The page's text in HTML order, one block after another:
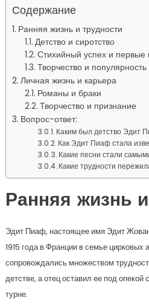
Содержание
Ранняя жизнь и трудности
Детство и сиротство
Стихийный успех и первые
Творчество и популярность
Личная жизнь и карьера
Романы и браки
Творчество и признание
Вопрос-ответ:
Каким был детство Эдит
Как Эдит Пиаф стала
Какие песни стали
Какие трудности
Ранняя жизнь
Эдит Пиаф, настоящее имя Эдит
1915 года в Франции в семье цирковых
сопровождались множеством
детстве, а отец оставил ее под опекой
турне.